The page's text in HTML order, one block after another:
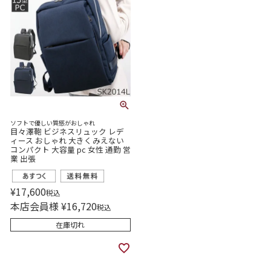
ソフトで優しい質感がおしゃれ
目々澤鞄 ビジネスリュック レデ
ィース おしゃれ 大きくみえない
コンパクト 大容量 pc 女性 通勤 営
業 出張
¥17,600税込
本店会員様¥16,720税込
在庫切れ